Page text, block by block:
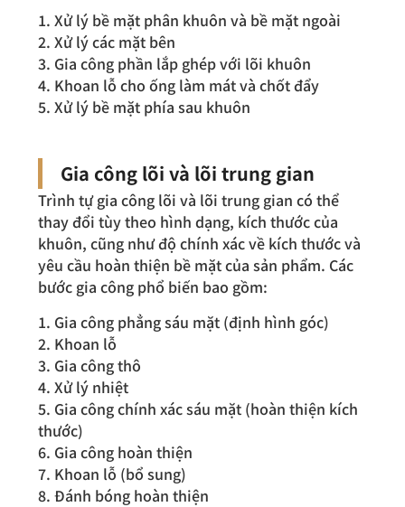
1. Xử lý bề mặt phân khuôn và bề mặt ngoài
2. Xử lý các mặt bên
3. Gia công phần lắp ghép với lõi khuôn
4. Khoan lỗ cho ống làm mát và chốt đẩy
5. Xử lý bề mặt phía sau khuôn
Gia công lõi và lõi trung gian
Trình tự gia công lõi và lõi trung gian có thể
thay đổi tùy theo hình dạng, kích thước của
khuôn, cũng như độ chính xác về kích thước và
yêu cầu hoàn thiện bề mặt của sản phẩm. Các
bước gia công phổ biến bao gồm:
1. Gia công phẳng sáu mặt (định hình góc)
2. Khoan lỗ
3. Gia công thô
4. Xử lý nhiệt
5. Gia công chính xác sáu mặt (hoàn thiện kích
thước)
6. Gia công hoàn thiện
7. Khoan lỗ (bổ sung)
8. Đánh bóng hoàn thiện